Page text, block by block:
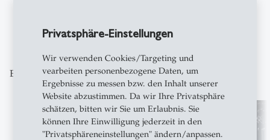
Privatsphäre-Einstellungen
Wir verwenden Cookies/Targeting und
vearbeiten personenbezogene Daten, um
Ergebnisse zu messen bzw. den Inhalt unserer
Website abzustimmen. Da wir Ihre Privatsphäre
schätzen, bitten wir Sie um Erlaubnis. Sie
können Ihre Einwilligung jederzeit in den
"Privatsphäreneinstellungen" ändern/anpassen.
Entdecken Sie unsere Themenschwerpunkte